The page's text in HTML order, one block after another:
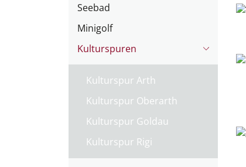
Seebad
Minigolf
Kulturspuren
Kulturspur Arth
(
u
s
Kulturspur Oberarth
Kulturspur Goldau
Kulturspur Rigi